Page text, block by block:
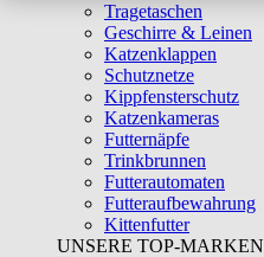
Tragetaschen
Geschirre & Leinen
Katzenklappen
Schutznetze
Kippfensterschutz
Katzenkameras
Futternäpfe
Trinkbrunnen
Futterautomaten
Futteraufbewahrung
Kittenfutter
UNSERE TOP-MARKEN